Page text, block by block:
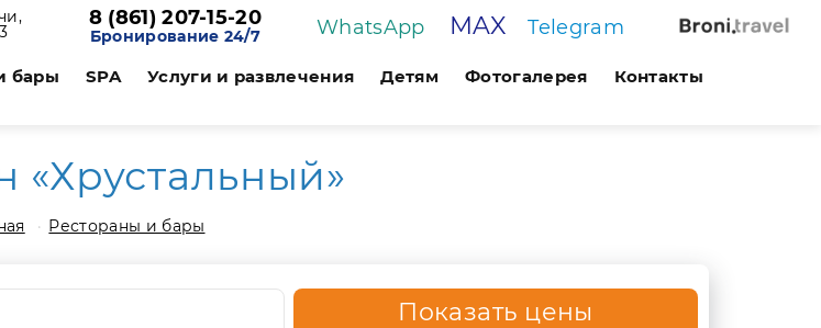
8 (861) 207-15-20
Бронирование 24/7 WhatsApp MAX Telegram
бары SPA Услуги и развлечения Детям Фотогалерея Контакты
«Хрустальный»
Рестораны и бары
Показать цены